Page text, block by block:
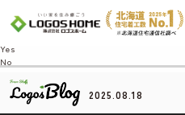
2025.08.18
Cookie を使用して、お客様の活動を追跡
プライバシーを極めて重視しています
は、当社のプライバシー
Yes
No